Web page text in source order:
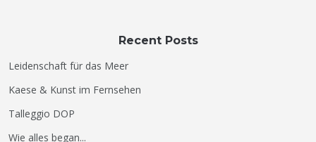
Recent Posts
Leidenschaft für das Meer
Kaese & Kunst im Fernsehen
Talleggio DOP
Wie alles began...